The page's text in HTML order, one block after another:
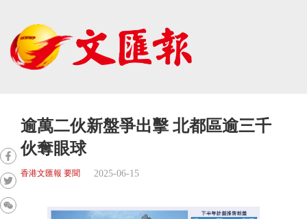
逾萬二伙新盤爭出擊 北都區逾三千
伙奪眼球
香港文匯報 要聞 2025-06-15